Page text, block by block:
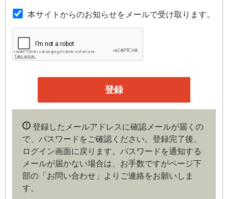
本規約は本サイトが提供するサービスについて規定したも
のです。
第３条（会員）
本サイトの会員は、機関投資家や金融機関の役職員、事業
企業や官公庁、研究機関などの役職員、もしくは専門家の
いずれかに該当していることを条件とし、登録の申し込み
を行うには、当社が入会を承諾した時点で、本会員規約の
の内容がある場合や本規約に違反するおそれがある場合に
は、当社は会員登録を拒否もしくは抹消することができま
す。
第４条（ユーザー名とパスワードの管理）
ユーザー名およびパスワードの利用、管理は会員の自己責
本サイトからのお知らせをメールで受け取ります。
登録したメールアドレスに確認メールが届くの
で、パスワードをご確認ください。登録完了後、
ログイン画面に戻ります。パスワードを通知する
メールが届かない場合は、お手数ですがページ下
部の「お問い合わせ」よりご連絡をお願いしま
す。